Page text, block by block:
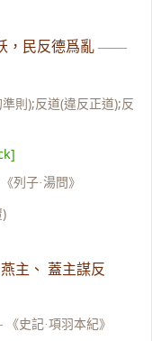
，民反德爲亂 ——
則);反道(違反正道);反
《列子·湯問》
主、 蓋主謀反
《史記·項羽本紀》